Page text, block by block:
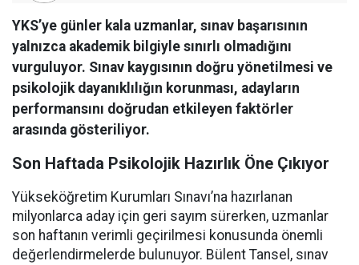
YKS’ye günler kala uzmanlar, sınav başarısının
yalnızca akademik bilgiyle sınırlı olmadığını
vurguluyor. Sınav kaygısının doğru yönetilmesi ve
psikolojik dayanıklılığın korunması, adayların
performansını doğrudan etkileyen faktörler
arasında gösteriliyor.
Son Haftada Psikolojik Hazırlık Öne Çıkıyor
Yükseköğretim Kurumları Sınavı’na hazırlanan
milyonlarca aday için geri sayım sürerken, uzmanlar
son haftanın verimli geçirilmesi konusunda önemli
değerlendirmelerde bulunuyor. Bülent Tansel, sınav